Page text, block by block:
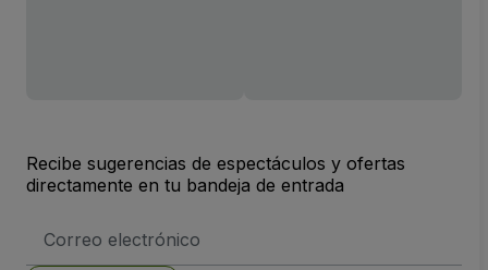
Recibe sugerencias de espectáculos y ofertas
directamente en tu bandeja de entrada
de